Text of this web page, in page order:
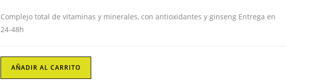
Complejo total de vitaminas y minerales, con antioxidantes y ginseng Entrega en
24-48h
Multivitamínico-
AÑADIR AL CARRITO